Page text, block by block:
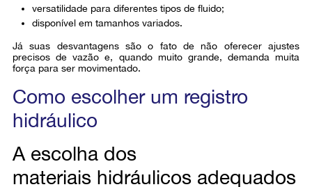
versatilidade para diferentes tipos de fluido;
disponível em tamanhos variados.
Já suas desvantagens são o fato de não oferecer ajustes
precisos de vazão e, quando muito grande, demanda muita
força para ser movimentado.
Como escolher um registro
hidráulico
A escolha dos
materiais hidráulicos adequados